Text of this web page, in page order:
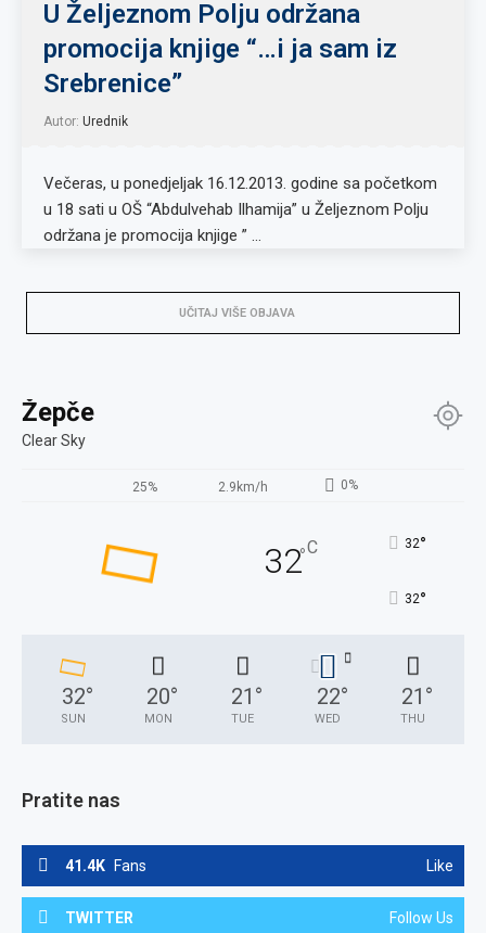
U Željeznom Polju održana
promocija knjige “…i ja sam iz
Srebrenice”
Autor: Urednik
Večeras, u ponedjeljak 16.12.2013. godine sa početkom
u 18 sati u OŠ “Abdulvehab Ilhamija” u Željeznom Polju
održana je promocija knjige ” …
UČITAJ VIŠE OBJAVA
Žepče
Clear Sky
25% 2.9km/h 0%
32°C 32°
32°
32°
SUN
20°
MON
21 °
TUE
22°
WED
21 °
THU
Pratite nas
41.4K Fans Like
TWITTER Follow Us